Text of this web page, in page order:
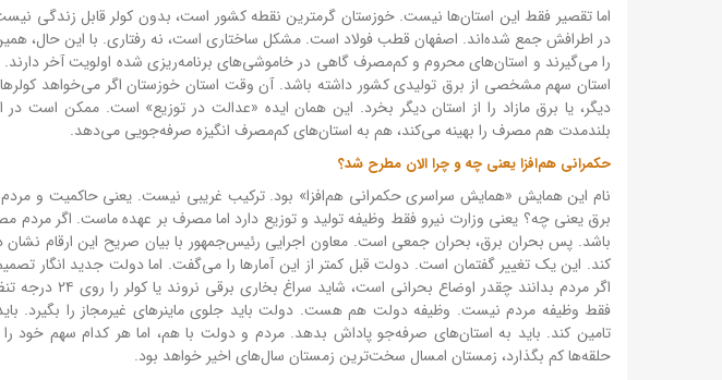
اما تقصیر فقط این استان‌ها نیست. خوزستان گرمترین نقطه کشور است، بدون کولر قابل زندگی
در اطرافش جمع شده‌اند. اصفهان قطب فولاد است. مشکل ساختاری است، نه رفتاری. با این حال،
را می‌گیرند و استان‌های محروم و کم‌مصرف گاهی در خاموشی‌های برنامه‌ریزی شده اولویت آخر
استان سهم مشخصی از برق تولیدی کشور داشته باشد. آن وقت استان خوزستان اگر می‌خواهد
دیگر، یا برق مازاد را از استان دیگر بخرد. این همان ایده «عدالت در توزیع» است. ممکن است در
بلندمدت هم مصرف را بهینه می‌کند، هم به استان‌های کم‌مصرف انگیزه صرفه‌جویی می‌دهد.
حکمرانی هم‌افزا یعنی چه و چرا الان مطرح شد؟
نام این همایش «همایش سراسری حکمرانی هم‌افزا» بود. ترکیب غریبی نیست. یعنی حاکمیت و مردم
برق یعنی چه؟ یعنی وزارت نیرو فقط وظیفه تولید و توزیع دارد اما مصرف بر عهده ماست. اگر مردم
باشد. پس بحران برق، بحران جمعی است. معاون اجرایی رئیس‌جمهور با بیان صریح این ارقام نشان
کند. این یک تغییر گفتمان است. دولت قبل کمتر از این آمارها را می‌گفت. اما دولت جدید انگار
اگر مردم بدانند
فقط وظیفه مردم نیست. وظیفه دولت هم هست. دولت باید جلوی ماینرهای غیرمجاز را بگیرد.
تامین کند. باید به استان‌های صرفه‌جو پاداش بدهد. مردم و دولت با هم، اما هر کدام سهم خود را
حلقه‌ها کم بگذارد، زمستان امسال سخت‌ترین زمستان سال‌های اخیر خواهد بود.